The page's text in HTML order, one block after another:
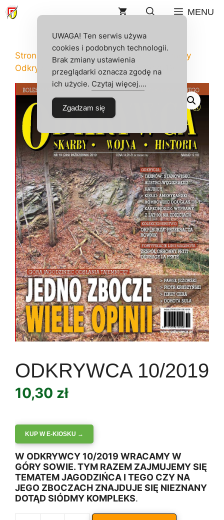
Przejdź
do
MENU
Strona główna/ Sklep / Odkrywca
Numery
Odkrywcy/2019/ ODKRYWCA 10/2019
ODKRYWCA 10/2019
10,30 zł
KUP W E-KIOSKU →
W ODKRYWCY 10/2019 WRACAMY W
GÓRY SOWIE. TYM RAZEM ZAJMUJEMY SIĘ
TEMATEM JAGODZIŃCA I TEGO CZY NA
JEGO ZBOCZACH ZNAJDUJE SIĘ NIEZNANY
DOTĄD SIÓDMY KOMPLEKS.
UWAGA! Ten serwis używa
cookies i podobnych technologii.
Brak zmiany ustawienia
przeglądarki oznacza zgodę na
ich użycie. Czytaj więcej….
Zgadzam się